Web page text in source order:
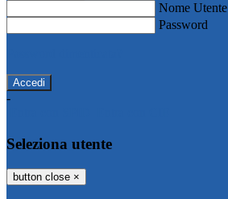
Nome Utente
Password
-
Seleziona utente
button close ×